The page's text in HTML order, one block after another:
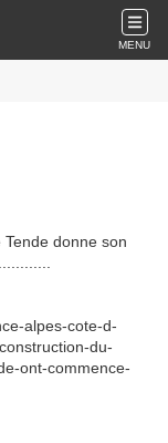
MENU
donne son
alpes-cote-d-
du-
ont-commence-